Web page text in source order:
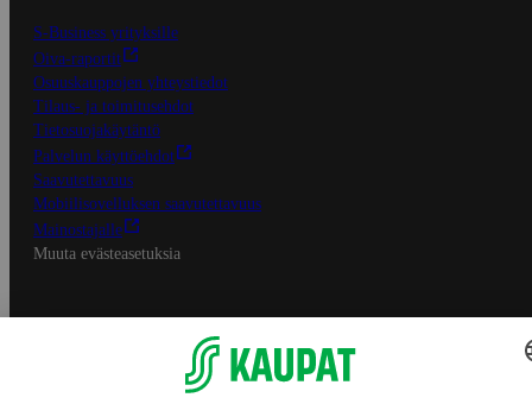
S-Business yrityksille
Oiva-raportit
Osuuskauppojen yhteystiedot
Tilaus- ja toimitusehdot
Tietosuojakäytäntö
Palvelun käyttöehdot
Saavutettavuus
Mobiilisovelluksen saavutettavuus
Mainostajalle
Muuta evästeasetuksia
S-ryhmän palvelut